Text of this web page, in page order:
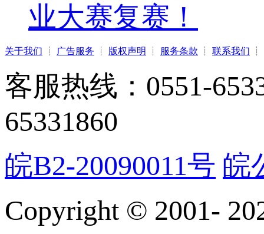
业大赛复赛！
关于我们 ┊ 广告服务 ┊ 版权声明 ┊ 服务条款 ┊ 联系我们 ┊
客服热线：0551-
65331860
皖B2-20090011号 皖
Copyright © 2001-